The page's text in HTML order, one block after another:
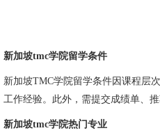
新加坡tmc学院留学条件
新加坡TMC学院留学条件因课程层
工作经验。此外，需提交成绩单、
新加坡tmc学院热门专业